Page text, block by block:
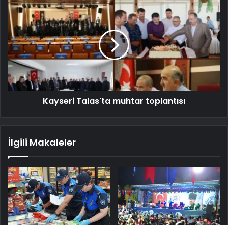
Kayseri Talas'ta muhtar toplantısı
İlgili Makaleler